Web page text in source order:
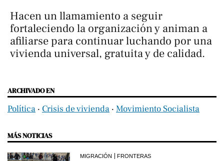
Hacen un llamamiento a seguir
fortaleciendo la organización y animan a
afiliarse para continuar luchando por una
vivienda universal, gratuita y de calidad.
ARCHIVADO EN
Política ‧ Crisis de vivienda ‧ Movimiento Socialista
MÁS NOTICIAS
MIGRACIÓN FRONTERAS